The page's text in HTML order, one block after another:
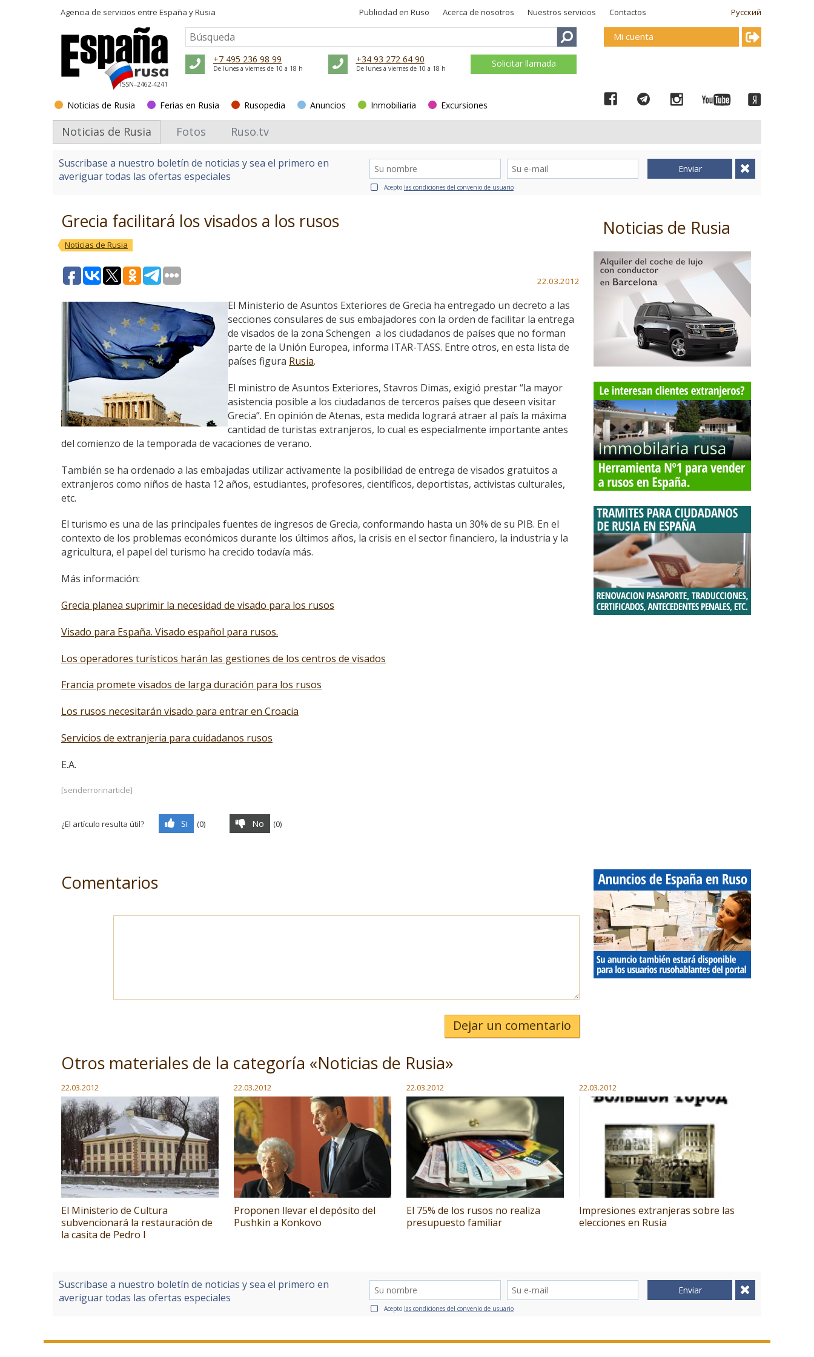
Agencia de servicios entre España y Rusia Русский
Publicidad en Ruso Acerca de nosotros Nuestros servicios Contactos
ISSN–2462-4241
+7 495 236 98 99
De lunes a viernes de 10 a 18 h
+34 93 272 64 90
De lunes a viernes de 10 a 18 h Solicitar llamada
Noticias de Rusia Ferias en Rusia Rusopedia Anuncios Inmobiliaria Excursiones
Mi cuenta
Noticias de Rusia Fotos Ruso.tv
Suscribase a nuestro boletín de noticias y sea el primero en
averiguar todas las ofertas especiales
Enviar
Acepto las condiciones del convenio de usuario
Noticias de Rusia
Grecia facilitará los visados a los rusos
Noticias de Rusia
22.03.2012
El Ministerio de Asuntos Exteriores de Grecia ha entregado un decreto a las
secciones consulares de sus embajadores con la orden de facilitar la entrega
de visados de la zona Schengen a los ciudadanos de países que no forman
parte de la Unión Europea, informa ITAR-TASS. Entre otros, en esta lista de
países figura Rusia.
El ministro de Asuntos Exteriores, Stavros Dimas, exigió prestar “la mayor
asistencia posible a los ciudadanos de terceros países que deseen visitar
Grecia”. En opinión de Atenas, esta medida logrará atraer al país la máxima
cantidad de turistas extranjeros, lo cual es especialmente importante antes
del comienzo de la temporada de vacaciones de verano.
También se ha ordenado a las embajadas utilizar activamente la posibilidad de entrega de visados gratuitos a
extranjeros como niños de hasta 12 años, estudiantes, profesores, científicos, deportistas, activistas culturales,
etc.
El turismo es una de las principales fuentes de ingresos de Grecia, conformando hasta un 30% de su PIB. En el
contexto de los problemas económicos durante los últimos años, la crisis en el sector financiero, la industria y la
agricultura, el papel del turismo ha crecido todavía más.
Más información:
Grecia planea suprimir la necesidad de visado para los rusos
Visado para España. Visado español para rusos.
Los operadores turísticos harán las gestiones de los centros de visados
Francia promete visados de larga duración para los rusos
Los rusos necesitarán visado para entrar en Croacia
Servicios de extranjeria para cuidadanos rusos
E.A.
[senderrorinarticle]
¿El artículo resulta útil? Si (0) No (0)
Comentarios
Dejar un comentario
Otros materiales de la categoría «Noticias de Rusia»
22.03.2012
El Ministerio de Cultura
subvencionará la restauración de
la casita de Pedro I
22.03.2012
Proponen llevar el depósito del
Pushkin a Konkovo
22.03.2012
El 75% de los rusos no realiza
presupuesto familiar
22.03.2012
Impresiones extranjeras sobre las
elecciones en Rusia
Suscribase a nuestro boletín de noticias y sea el primero en
averiguar todas las ofertas especiales
Enviar
Acepto las condiciones del convenio de usuario